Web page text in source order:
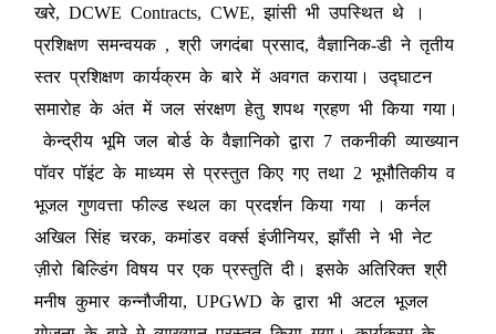
खरे, DCWE Contracts, CWE, झांसी भी उपस्थित थे ।
प्रशिक्षण समन्वयक , श्री जगदंबा प्रसाद, वैज्ञानिक-डी ने तृतीय
स्तर प्रशिक्षण कार्यक्रम के बारे में अवगत कराया। उद्घाटन
समारोह के अंत में जल संरक्षण हेतु शपथ ग्रहण भी किया गया।
केन्द्रीय भूमि जल बोर्ड के वैज्ञानिको द्वारा 7 तकनीकी व्याख्यान
पॉवर पॉइंट के माध्यम से प्रस्तुत किए गए तथा 2 भूभौतिकीय व
भूजल गुणवत्ता फील्ड स्थल का प्रदर्शन किया गया । कर्नल
अखिल सिंह चरक, कमांडर वर्क्स इंजीनियर, झाँसी ने भी नेट
ज़ीरो बिल्डिंग विषय पर एक प्रस्तुति दी। इसके अतिरिक्त श्री
मनीष कुमार कन्नौजीया, UPGWD के द्वारा भी अटल भूजल